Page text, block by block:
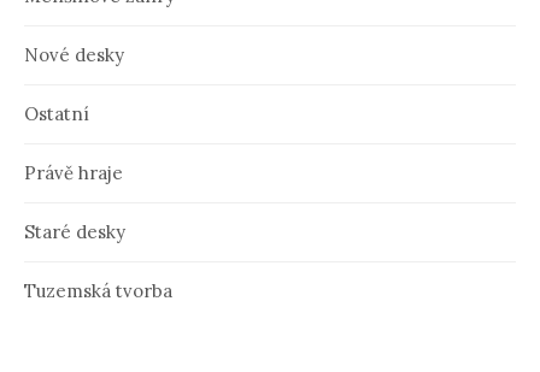
Nové desky
Ostatní
Právě hraje
Staré desky
Tuzemská tvorba